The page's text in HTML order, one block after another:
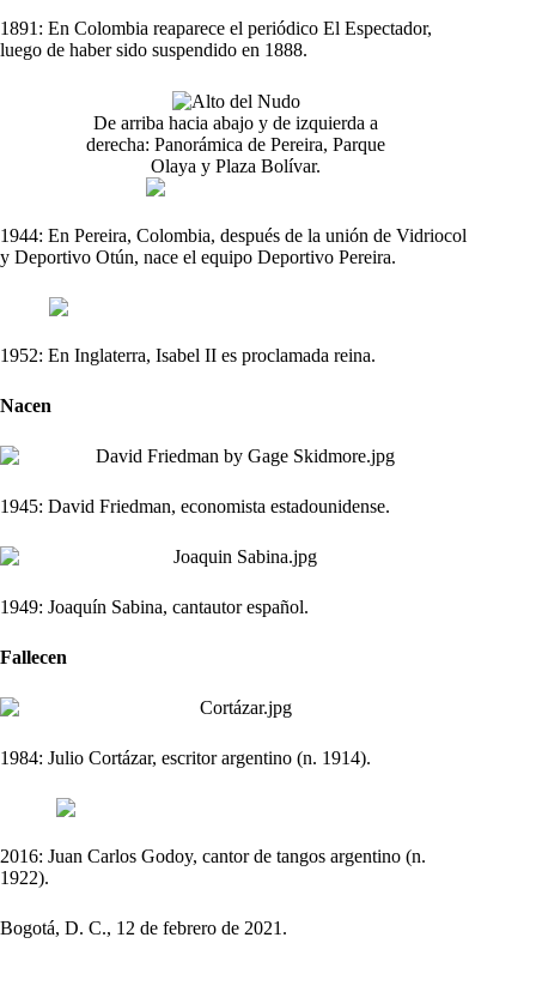
1891: En Colombia reaparece el periódico El Espectador,
luego de haber sido suspendido en 1888.
De arriba hacia abajo y de izquierda a
derecha: Panorámica de Pereira, Parque
Olaya y Plaza Bolívar.
1944: En Pereira, Colombia, después de la unión de Vidriocol
y Deportivo Otún, nace el equipo Deportivo Pereira.
1952: En Inglaterra, Isabel II es proclamada reina.
Nacen
1945: David Friedman, economista estadounidense.
1949: Joaquín Sabina, cantautor español.
Fallecen
1984: Julio Cortázar, escritor argentino (n. 1914).
2016: Juan Carlos Godoy, cantor de tangos argentino (n.
1922).
Bogotá, D. C., 12 de febrero de 2021.